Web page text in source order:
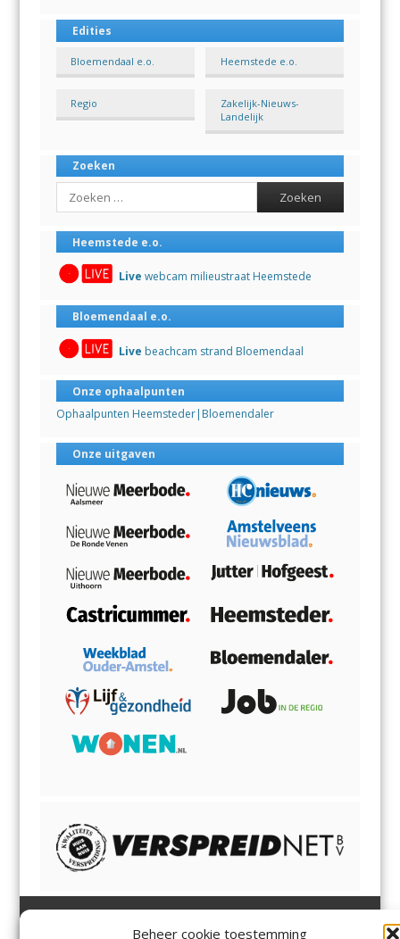
Beheer cookie toestemming
Edities
Bloemendaal e.o. Heemstede e.o.
Regio
Zakelijk-Nieuws-
Landelijk
Zoeken
Search
Heemstede e.o.
Live webcam milieustraat Heemstede
Bloemendaal e.o.
Live beachcam strand Bloemendaal
Onze ophaalpunten
Ophaalpunten Heemsteder|Bloemendaler
Onze uitgaven